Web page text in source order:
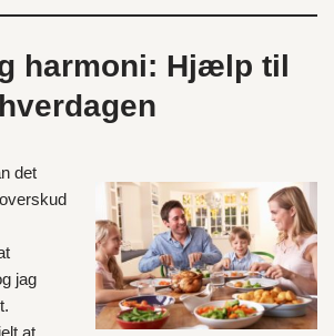
harmoni: Hjælp til
det
jag
at